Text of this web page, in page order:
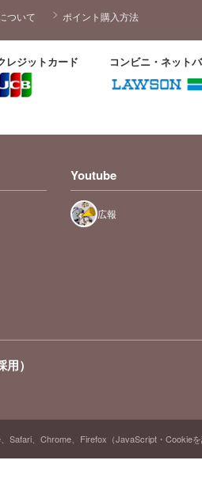
ついて ポイント購入方法
レジットカード コンビニ・ネット
Youtube
広報
）
Safari、Chrome、Firefox（JavaScript・Cookie